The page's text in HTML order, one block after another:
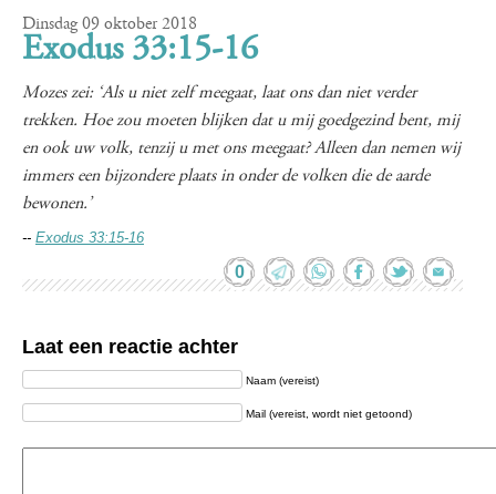
Dinsdag 09 oktober 2018
Exodus 33:15-16
Mozes zei: ‘Als u niet zelf meegaat, laat ons dan niet verder
trekken. Hoe zou moeten blijken dat u mij goedgezind bent, mij
en ook uw volk, tenzij u met ons meegaat? Alleen dan nemen wij
immers een bijzondere plaats in onder de volken die de aarde
bewonen.’
-- Exodus 33:15-16
0
Laat een reactie achter
Naam (vereist)
Mail (vereist, wordt niet getoond)